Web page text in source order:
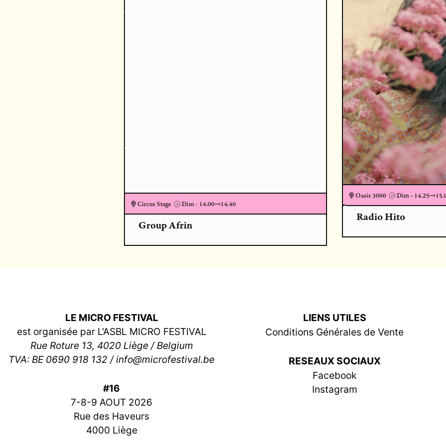
Circus Stage Dim - 15.20 16.00
This is The Omen
Oasis 3000 Dim - 15.35
Devon Rexi
LE MICRO FESTIVAL
est organisée par L'ASBL MICRO FESTIVAL
Rue Roture 13, 4020 Liège / Belgium
TVA: BE 0690 918 132 / info@microfestival.be
#16
7-8-9 AOUT 2026
Rue des Haveurs
4000 Liège
LIENS UTILES
Conditions Générales de Vente
RESEAUX SOCIAUX
Facebook
Instagram